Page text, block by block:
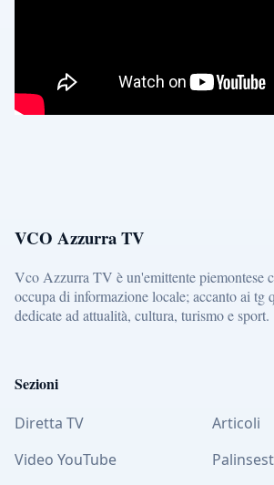
VCO Azzurra TV
Vco Azzurra TV è un'emittente piemontese
occupa di informazione locale; accanto ai tg
dedicate ad attualità, cultura, turismo e sport.
Sezioni
Diretta TV
Articoli
Video YouTube